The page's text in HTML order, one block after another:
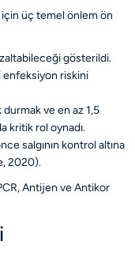
için üç temel önlem ön
gösterildi.
enfeksiyon riskini
durmak ve en az 1,5
kritik rol oynadı.
salgının kontrol altına
2020).
Antijen ve Antikor